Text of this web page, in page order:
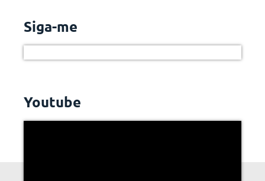
Siga-me
Youtube